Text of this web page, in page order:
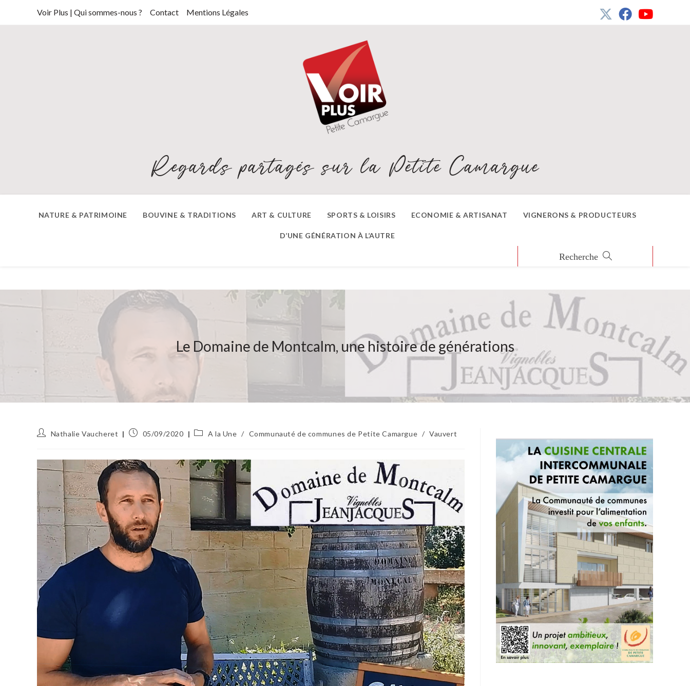
Voir Plus | Qui sommes-nous ? Contact Mentions Légales
Regards partagés sur la Petite Camargue
NATURE & PATRIMOINE BOUVINE & TRADITIONS ART & CULTURE SPORTS & LOISIRS ECONOMIE & ARTISANAT VIGNERONS & PRODUCTEURS
D’UNE GÉNÉRATION À L’AUTRE
Le Domaine de Montcalm, une histoire de générations
Auteur/autrice
publication :
Nathalie Vaucheret
Publication
05/09/2020
PostA la Une / Communauté de communes de Petite Camargue / Vauvert